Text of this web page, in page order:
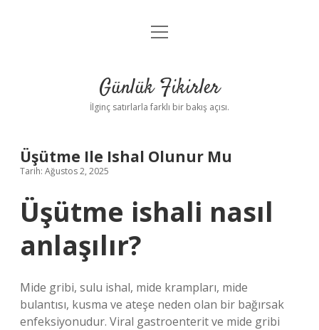
Anasayfa
Yasal Uyarı
menüyü
Günlük Fikirler
İlginç satırlarla farklı bir bakış açısı.
Üşütme Ile Ishal Olunur Mu
Tarih: Ağustos 2, 2025
Üşütme ishali nasıl
anlaşılır?
Mide gribi, sulu ishal, mide krampları, mide
bulantısı, kusma ve ateşe neden olan bir bağırsak
enfeksiyonudur. Viral gastroenterit ve mide gribi